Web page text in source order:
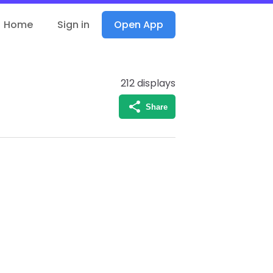
Home Sign in Open App
212displays
Share